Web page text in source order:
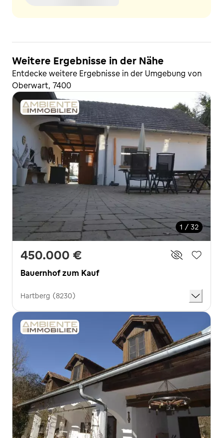
Weitere Ergebnisse in der Nähe
Entdecke weitere Ergebnisse in der Umgebung von
Oberwart, 7400
1 / 32
450.000 €
Bauernhof zum Kauf
Hartberg (8230)